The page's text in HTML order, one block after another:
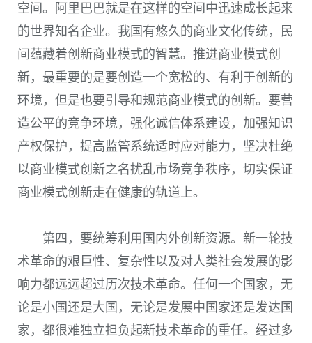
空间。阿里巴巴就是在这样的空间中迅速成长起来
的世界知名企业。我国有悠久的商业文化传统，民
间蕴藏着创新商业模式的智慧。推进商业模式创
新，最重要的是要创造一个宽松的、有利于创新的
环境，但是也要引导和规范商业模式的创新。要营
造公平的竞争环境，强化诚信体系建设，加强知识
产权保护，提高监管系统适时应对能力，坚决杜绝
以商业模式创新之名扰乱市场竞争秩序，切实保证
商业模式创新走在健康的轨道上。
第四，要统筹利用国内外创新资源。新一轮技
术革命的艰巨性、复杂性以及对人类社会发展的影
响力都远远超过历次技术革命。任何一个国家，无
论是小国还是大国，无论是发展中国家还是发达国
家，都很难独立担负起新技术革命的重任。经过多